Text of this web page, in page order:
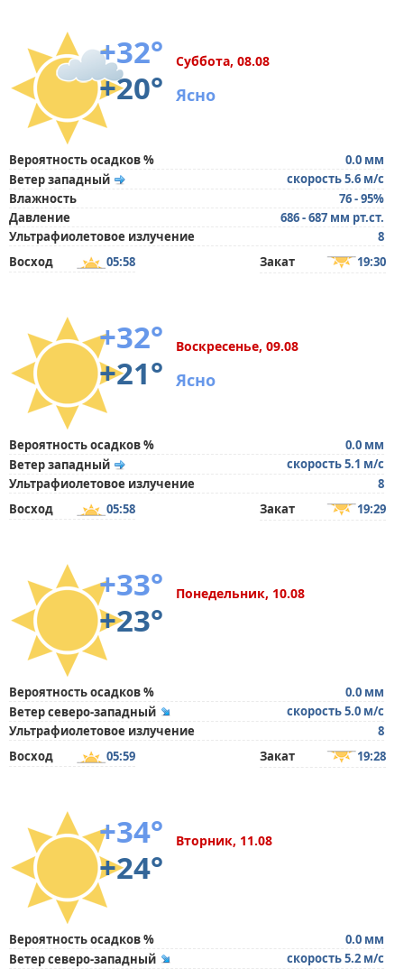
+32°
+20°
Суббота, 08.08
Ясно
Вероятность осадков %
0.0 мм
Ветер западный
скорость 5.6 м/с
Влажность
76 - 95%
Давление
686 - 687 мм рт.ст.
Ультрафиолетовое излучение
8
Восход
05:58 Закат 19:30
+32°
+21°
Воскресенье, 09.08
Ясно
Вероятность осадков %
0.0 мм
Ветер западный
скорость 5.1 м/с
Ультрафиолетовое излучение
8
Восход
05:58 Закат 19:29
+33°
+23°
Понедельник, 10.08
Вероятность осадков %
0.0 мм
Ветер северо-западный
скорость 5.0 м/с
Ультрафиолетовое излучение
8
Восход
05:59 Закат 19:28
+34°
+24°
Вторник, 11.08
Вероятность осадков %
0.0 мм
Ветер северо-западный
скорость 5.2 м/с